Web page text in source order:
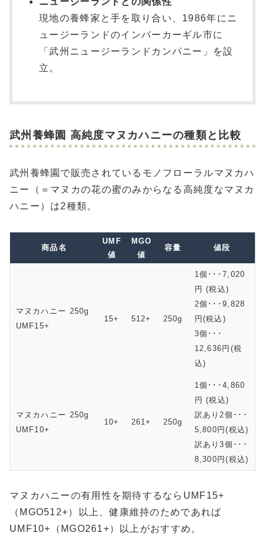
現地の養蜂家と手を取り合い、1986年にニ
ュージーランドのインバーカーギル市に
「武州ニュージーランドカンパニー」を設
立。
武州養蜂園 高純度マヌカハニーの種類と比較
武州養蜂園で販売されているモノフローラルマヌカハ
ニー（＝マヌカの花の蜜のみからなる高純度なマヌカ
ハニー）は2種類。
商品名
UMF
値
MGO
値
容量 値段
マヌカハニー 250g
UMF15+
15+ 512+ 250g
1個･･･7,020
円 (税込)
2個･･･9,828
円(税込)
3個･･･
12,636円(税
込)
マヌカハニー 250g
UMF10+
10+ 261+ 250g
1個･･･4,860
円 (税込)
訳あり2個･･･
5,800円(税込)
訳あり3個･･･
8,300円(税込)
マヌカハニーの有用性を期待するならUMF15+
（MGO512+）以上、健康維持のためであれば
UMF10+（MGO261+）以上がおすすめ。